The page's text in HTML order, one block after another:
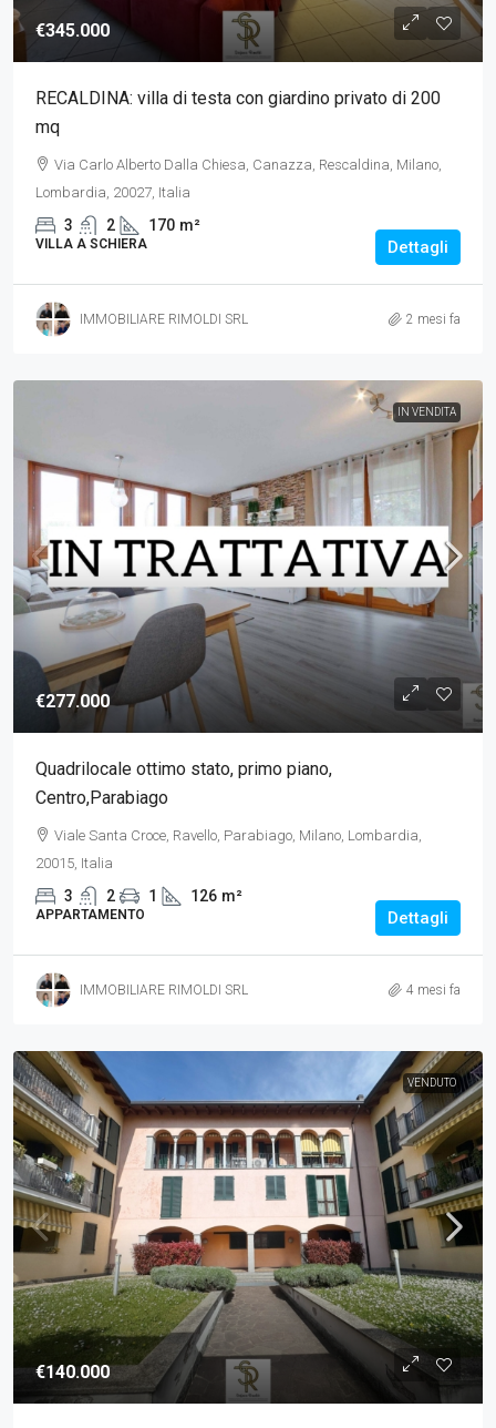
€345.000
RECALDINA: villa di testa con giardino privato di 200
mq
Via Carlo Alberto Dalla Chiesa, Canazza, Rescaldina, Milano,
Lombardia, 20027, Italia
3 2 170 m²
VILLA A SCHIERA Dettagli
IMMOBILIARE RIMOLDI SRL 2 mesi fa
IN VENDITA
€277.000
Quadrilocale ottimo stato, primo piano,
Centro,Parabiago
Viale Santa Croce, Ravello, Parabiago, Milano, Lombardia,
20015, Italia
3 2 1 126 m²
APPARTAMENTO Dettagli
IMMOBILIARE RIMOLDI SRL 4 mesi fa
VENDUTO
€140.000